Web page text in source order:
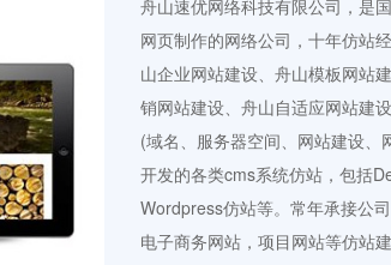
舟山速优网络科技有限公司，是
网页制作的网络公司，十年仿站
山企业网站建设、舟山模板网站
销网站建设、舟山自适应网站建
(域名、服务器空间、网站建设
开发的各类cms系统仿站，包括
Wordpress仿站等。常年承接公
电子商务网站，项目网站等仿站